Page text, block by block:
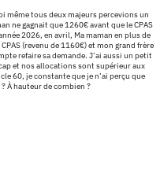
même tous deux majeurs percevions un
ne gagnait que 1260€ avant que le CPAS
2026, en avril, Ma maman en plus de
(revenu de 1160€) et mon grand frère
refaire sa demande. J’ai aussi un petit
et nos allocations sont supérieur aux
60, je constante que je n’ai perçu que
À hauteur de combien ?